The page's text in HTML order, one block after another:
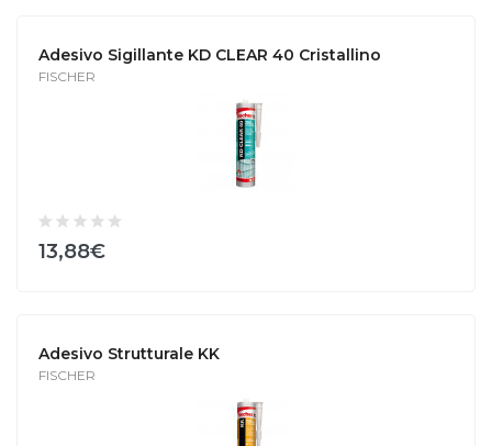
Adesivo Sigillante KD CLEAR 40 Cristallino
FISCHER
13,88€
Adesivo Strutturale KK
FISCHER